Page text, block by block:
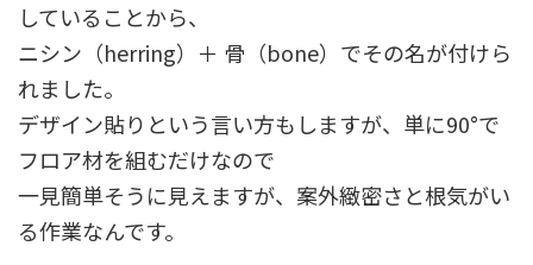
していることから、
ニシン（herring）＋ 骨（bone）でその名が付けら
れました。
デザイン貼りという言い方もしますが、単に90°で
フロア材を組むだけなので
一見簡単そうに見えますが、案外緻密さと根気がい
る作業なんです。